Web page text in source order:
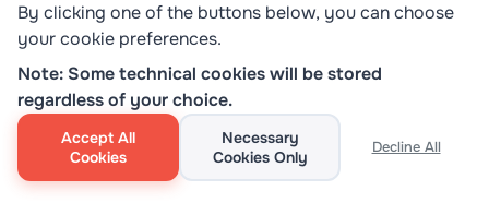
404
Not Found
By clicking one of the buttons below, you can choose
your cookie preferences.
Note: Some technical cookies will be stored
regardless of your choice.
Accept All
Cookies
Necessary
Cookies Only
Decline All